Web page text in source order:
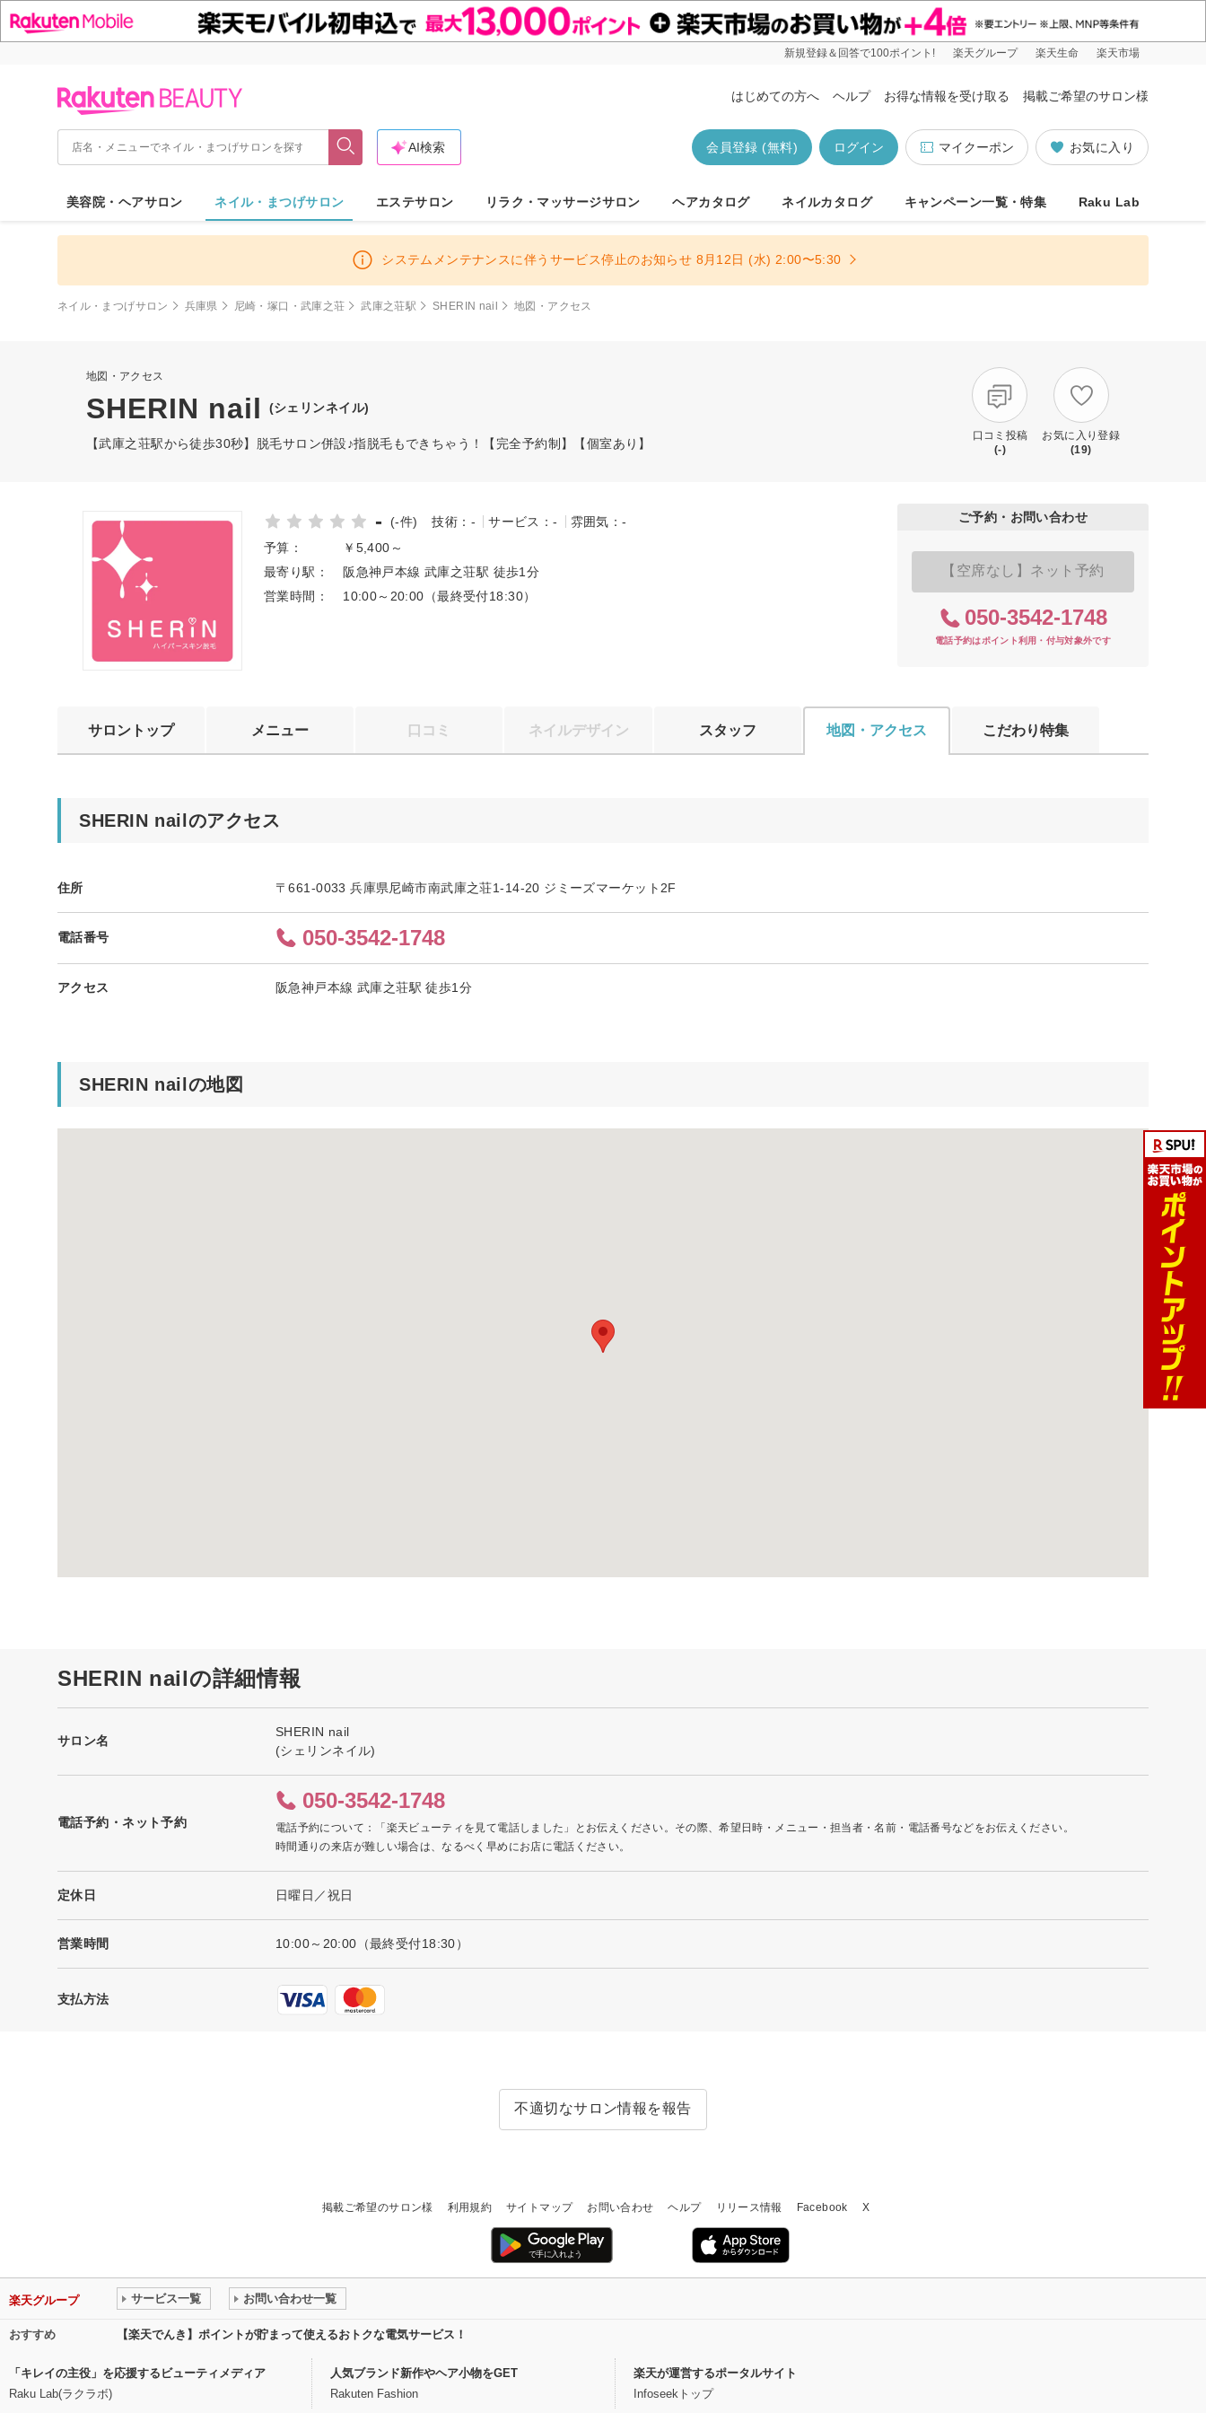
新規登録＆回答で100ポイント! 楽天グループ 楽天生命 楽天市場
はじめての方へ ヘルプ お得な情報を受け取る 掲載ご希望のサロン様
お気に入り
マイクーポン
ログイン
会員登録 (無料)
AI検索
美容院・ヘアサロン ネイル・まつげサロン エステサロン リラク・マッサージサロン ヘアカタログ ネイルカタログ キャンペーン一覧・特集 Raku Lab
システムメンテナンスに伴うサービス停止のお知らせ 8月12日 (水) 2:00〜5:30
ネイル・まつげサロン 兵庫県 尼崎・塚口・武庫之荘 武庫之荘駅 SHERIN nail 地図・アクセス
地図・アクセス
SHERIN nail (シェリンネイル)
【武庫之荘駅から徒歩30秒】脱毛サロン併設♪指脱毛もできちゃう！【完全予約制】【個室あり】
口コミ投稿
(-)
お気に入り登録
(19)
- (-件) 技術：- サービス：-
雰囲気：-
予算：
￥5,400～
最寄り駅：
阪急神戸本線 武庫之荘駅 徒歩1分
営業時間：
10:00～20:00（最終受付18:30）
ご予約・お問い合わせ
【空席なし】ネット予約
050-3542-1748
電話予約はポイント利用・付与対象外です
サロントップ メニュー 口コミ ネイルデザイン スタッフ 地図・アクセス こだわり特集
SHERIN nailのアクセス
住所 〒661-0033 兵庫県尼崎市南武庫之荘1-14-20 ジミーズマーケット2F
電話番号 050-3542-1748
アクセス 阪急神戸本線 武庫之荘駅 徒歩1分
SHERIN nailの地図
SHERIN nailの詳細情報
サロン名
SHERIN nail
(シェリンネイル)
電話予約・ネット予約
050-3542-1748
電話予約について：「楽天ビューティを見て電話しました」とお伝えください。その際、希望日時・メニュー・担当者・名前・電話番号などをお伝えください。
時間通りの来店が難しい場合は、なるべく早めにお店に電話ください。
定休日 日曜日／祝日
営業時間 10:00～20:00（最終受付18:30）
支払方法
不適切なサロン情報を報告
掲載ご希望のサロン様 利用規約 サイトマップ お問い合わせ ヘルプ リリース情報 Facebook X
楽天グループ サービス一覧 お問い合わせ一覧
おすすめ 【楽天でんき】ポイントが貯まって使えるおトクな電気サービス！
「キレイの主役」を応援するビューティメディア
Raku Lab(ラクラボ)
人気ブランド新作やヘア小物をGET
Rakuten Fashion
楽天が運営するポータルサイト
Infoseekトップ